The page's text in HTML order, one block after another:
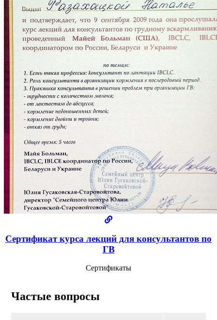
Сертификат курса лекций для консультантов по
ГВ
Сертификаты
Частые вопросы